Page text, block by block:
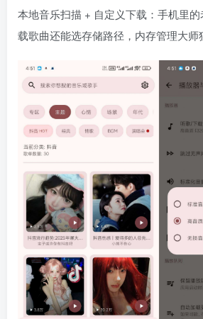
本地音乐扫描 + 自定义下载：手机里
载歌曲还能选存储路径，内存管理大师